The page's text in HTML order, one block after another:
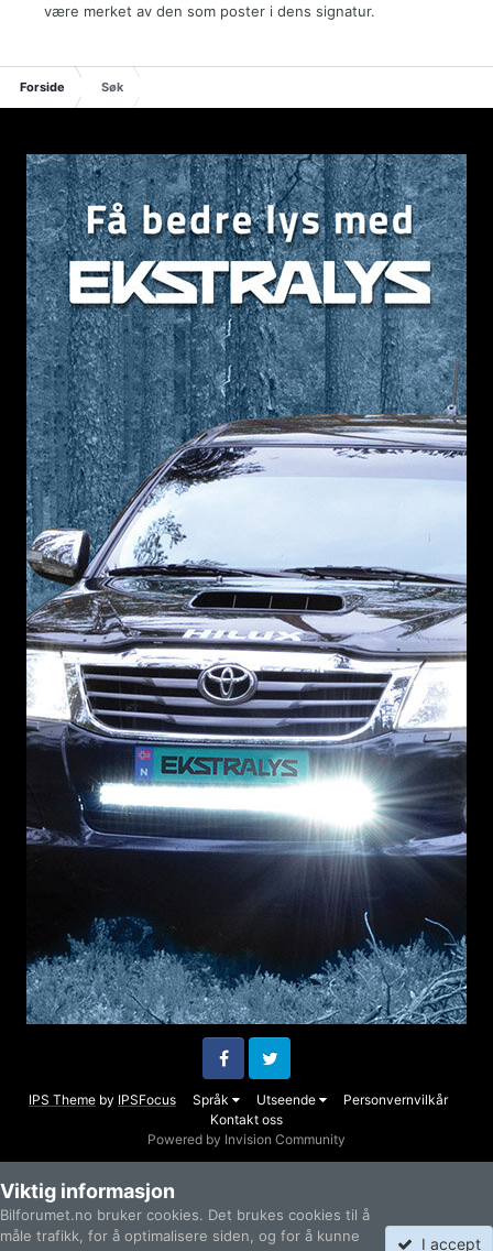
være merket av den som poster i dens signatur.
Forside Søk
IPS Theme by IPSFocus Språk Utseende
Personvernvilkår
Kontakt oss
FacebookTwitter
Powered by Invision Community
Viktig informasjon
Bilforumet.no bruker cookies. Det brukes cookies til å
måle trafikk, for å optimalisere siden, og for å kunne
I accept